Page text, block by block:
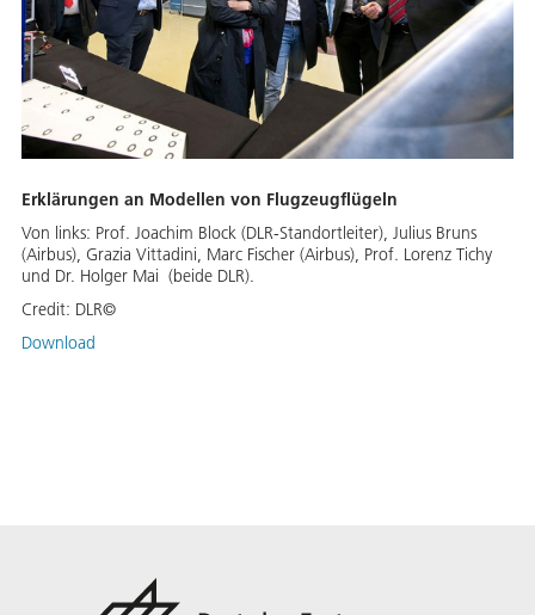
Erklärungen an Modellen von Flugzeugflügeln
Von links: Prof. Joachim Block (DLR-Standortleiter), Julius Bruns
(Airbus), Grazia Vittadini, Marc Fischer (Airbus), Prof. Lorenz Tichy
und Dr. Holger Mai (beide DLR).
Credit: DLR©
Download